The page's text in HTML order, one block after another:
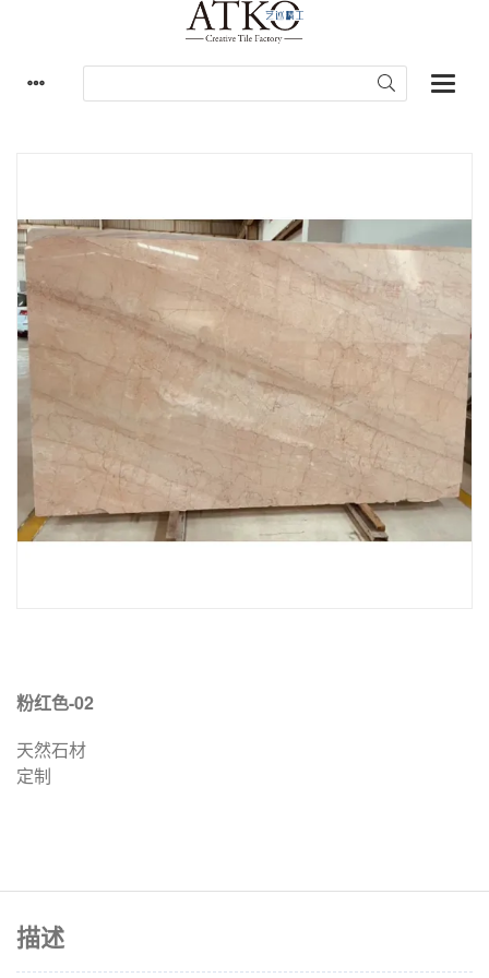
粉红色-02
天然石材
定制
描述